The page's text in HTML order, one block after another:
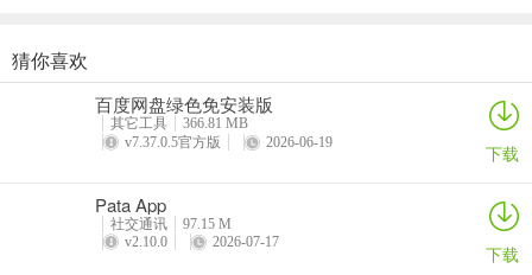
7、教育园地
一个让教师、家长、社会互动的广场。
修复上个版本出现的若干问题。
陪玩电竞
Ocha App
详情
Shine拾光app
心动几何
猜你喜欢
百度网盘绿色免安装版
其它工具
366.81 MB
v7.37.0.5官方版
2026-06-19 下载
Pata App
社交通讯
97.15 M
v2.10.0
2026-07-17 下载